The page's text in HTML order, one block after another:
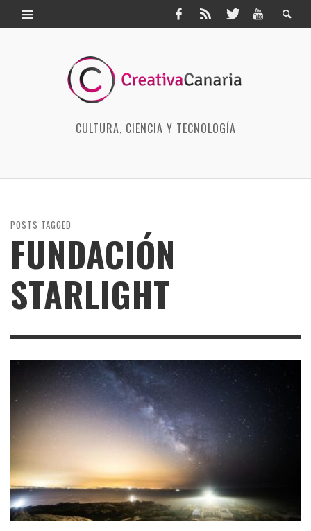
CULTURA, CIENCIA Y TECNOLOGÍA
POSTS TAGGED
FUNDACIÓN
STARLIGHT